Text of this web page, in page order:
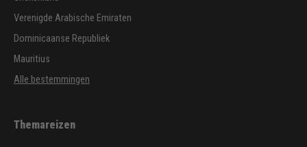
Verenigde Arabische Emiraten
Dominicaanse Republiek
Mauritius
Alle bestemmingen
Themareizen